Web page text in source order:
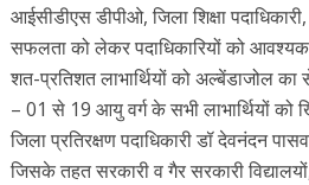
आईसीडीएस डीपीओ, जिला शिक्षा
सफलता को लेकर पदाधिकारियों को आवश्यक
शत-प्रतिशत लाभार्थियों को अल्बेंडाजोल
– 01 से 19 आयु वर्ग के सभी लाभार्थियों को
जिला प्रतिरक्षण पदाधिकारी डॉ देवनंदन
जिसके तहत सरकारी व गैर सरकारी